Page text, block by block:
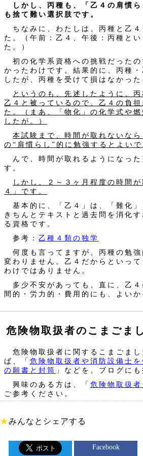
しかし、丙種も、「乙４の肩慣
も捨て難い選択肢です。
ちなみに、わたしは、丙種と乙４
た。（午前：乙４、午後：丙種と
た。）
初の化学系資格への挑戦だったの
かったわけです。結果的に、丙種
したが、丙種を受けて損はなかった
というのも、先述したように、
乙４と被っているので、乙４の負
た。（まあ、「物化」の化学式や
したが。）
本試験まで、時間が取れないな
の“肩慣らし”的に勉強するとよいで
んで、時間が取れるようになった
す。
しかし、２～３ヶ月程度の時間
４」です。
基本的に、「乙４」は、「難化」
きちんとテキストと過去問を消化
る資格です。
参考： 乙種４類の独学
何度も言ってますが、丙種の勉強
変わりません。乙４だからといっ
わけではありません。
多少不安があっても、直に、乙４
間的・労力的・費用的にも、よいか
危険物取扱者のこまごま
危険物取扱者に関するこまごまし
ば、「 危険物取扱者や消防設備士
の願書と封筒 」などを、ブログに
興味のある方は、「 危険物取扱
ご参考ください。
★みんなとシェアする
Facebook